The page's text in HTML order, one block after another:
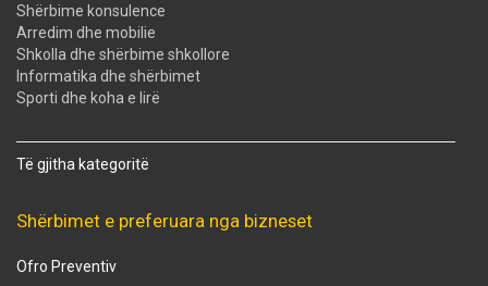
Shërbime konsulence
Arredim dhe mobilie
Shkolla dhe shërbime shkollore
Informatika dhe shërbimet
Sporti dhe koha e lirë
Të gjitha kategoritë
Shërbimet e preferuara nga bizneset
Ofro Preventiv